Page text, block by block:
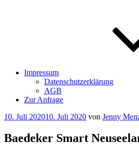
Impressum
Datenschutzerklärung
AGB
Zur Anfrage
Veröffentlicht
10. Juli 202010. Juli 2020 von Jenny
Baedeker Smart